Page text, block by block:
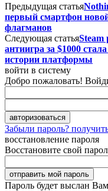
Предыдущая статья
первый смартфон
флагманов
Следующая статьяSteam
антиигра за $1000
истории платформы
войти в систему
Добро пожаловать!
Забыли пароль?
восстановление пароля
Восстановите свой
Пароль будет выслан